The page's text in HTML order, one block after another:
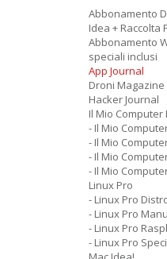
Abbonamento
Idea + Raccolta
Abbonamento
speciali inclusi
App Journal
Droni Magazine
Hacker Journal
Il Mio Computer
- Il Mio
- Il Mio
- Il Mio
- Il Mio
Linux Pro
- Linux Pro
- Linux Pro
- Linux Pro
- Linux Pro